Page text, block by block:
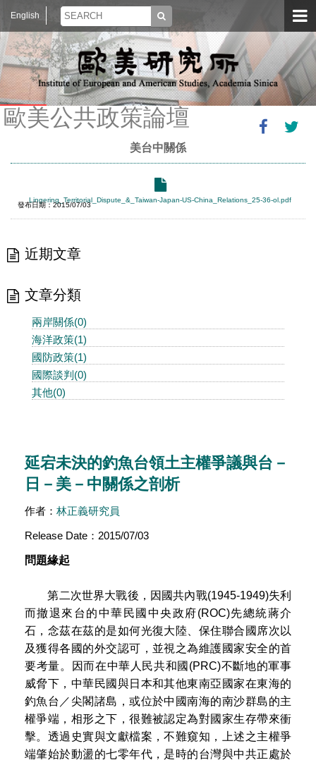
English
歐美公共政策論壇
美台中關係
Lingering_Territorial_Dispute_&_Taiwan-Japan-US-China_Relations_25-36-ol.pdf
發布日期：2015/07/03
近期文章
文章分類
兩岸關係(0)
海洋政策(1)
國防政策(1)
國際談判(0)
其他(0)
延宕未決的釣魚台領土主權爭議與台－
日－美－中關係之剖析
作者： 林正義研究員
Release Date：2015/07/03
問題緣起
第二次世界大戰後，因國共內戰(1945-1949)失利
而撤退來台的中華民國中央政府(ROC)先總統蔣介
石，念茲在茲的是如何光復大陸、保住聯合國席次以
及獲得各國的外交認可，並視之為維護國家安全的首
要考量。因而在中華人民共和國(PRC)不斷地的軍事
威脅下，中華民國與日本和其他東南亞國家在東海的
釣魚台／尖閣諸島，或位於中國南海的南沙群島的主
權爭端，相形之下，很難被認定為對國家生存帶來衝
擊。透過史實與文獻檔案，不難窺知，上述之主權爭
端肇始於動盪的七零年代，是時的台灣與中共正處於